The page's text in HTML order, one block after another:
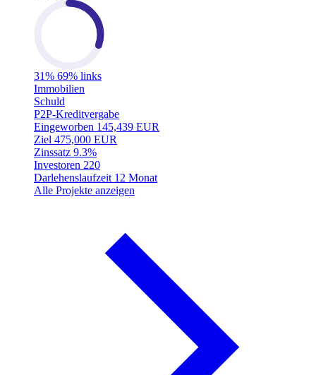
31% 69% links
Immobilien
Schuld
P2P-Kreditvergabe
Eingeworben 145,439 EUR
Ziel 475,000 EUR
Zinssatz 9.3%
Investoren 220
Darlehenslaufzeit 12 Monat
Alle Projekte anzeigen